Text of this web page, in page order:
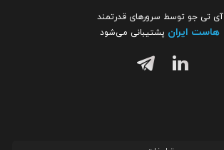
آی تی جو توسط سرورهای قدرتمند
هاست ایران پشتیبانی می‌شود